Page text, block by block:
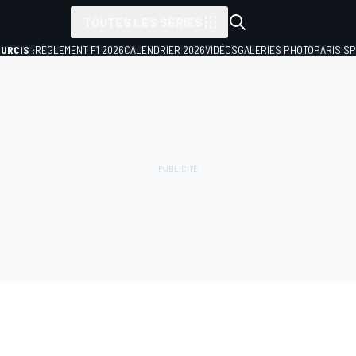
:RÈGLEMENT F1 2026CALENDRIER 2026VIDÉOSGALERIES PHOTOPARIS